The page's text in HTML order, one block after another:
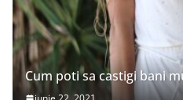
Cum poti sa castigi bani